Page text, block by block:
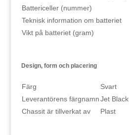
Battericeller (nummer)
Teknisk information om batteriet
Vikt på batteriet (gram)
Design, form och placering
Färg
Svart
Leverantörens färgnamnJet Black
Chassit är tillverkat av
Plast